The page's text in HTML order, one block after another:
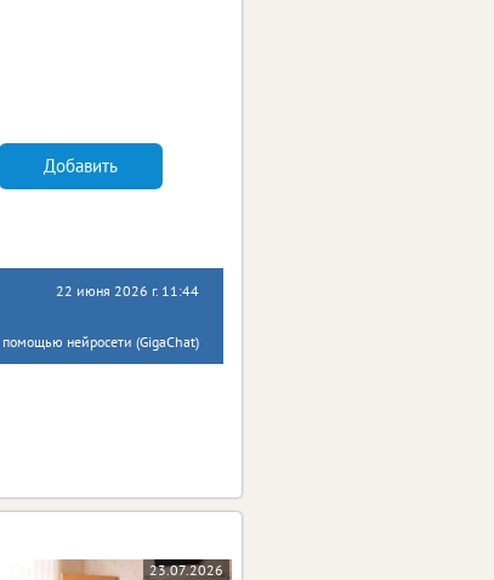
Добавить
22 июня 2026 г. 11:44
нейросети (GigaChat)
23.07.2026